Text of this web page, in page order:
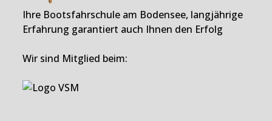
Ihre Bootsfahrschule am Bodensee, langjährige
Erfahrung garantiert auch Ihnen den Erfolg
Wir sind Mitglied beim: